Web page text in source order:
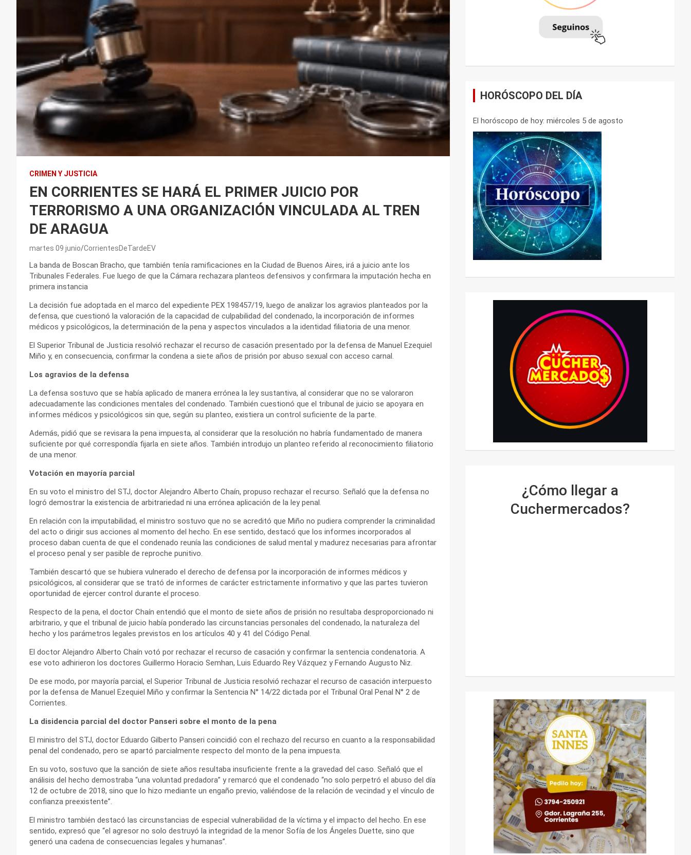
CRIMEN Y JUSTICIA
EN CORRIENTES SE HARÁ EL PRIMER JUICIO POR
TERRORISMO A UNA ORGANIZACIÓN VINCULADA AL TREN
DE ARAGUA
martes 09 junio CorrientesDeTardeEV
La banda de Boscan Bracho, que también tenía ramificaciones en la Ciudad de Buenos Aires, irá a juicio ante los
Tribunales Federales. Fue luego de que la Cámara rechazara planteos defensivos y confirmara la imputación hecha en
primera instancia
La decisión fue adoptada en el marco del expediente PEX 198457/19, luego de analizar los agravios planteados por la
defensa, que cuestionó la valoración de la capacidad de culpabilidad del condenado, la incorporación de informes
médicos y psicológicos, la determinación de la pena y aspectos vinculados a la identidad filiatoria de una menor.
El Superior Tribunal de Justicia resolvió rechazar el recurso de casación presentado por la defensa de Manuel Ezequiel
Miño y, en consecuencia, confirmar la condena a siete años de prisión por abuso sexual con acceso carnal.
Los agravios de la defensa
La defensa sostuvo que se había aplicado de manera errónea la ley sustantiva, al considerar que no se valoraron
adecuadamente las condiciones mentales del condenado. También cuestionó que el tribunal de juicio se apoyara en
informes médicos y psicológicos sin que, según su planteo, existiera un control suficiente de la parte.
Además, pidió que se revisara la pena impuesta, al considerar que la resolución no habría fundamentado de manera
suficiente por qué correspondía fijarla en siete años. También introdujo un planteo referido al reconocimiento filiatorio
de una menor.
Votación en mayoría parcial
En su voto el ministro del STJ, doctor Alejandro Alberto Chaín, propuso rechazar el recurso. Señaló que la defensa no
logró demostrar la existencia de arbitrariedad ni una errónea aplicación de la ley penal.
En relación con la imputabilidad, el ministro sostuvo que no se acreditó que Miño no pudiera comprender la criminalidad
del acto o dirigir sus acciones al momento del hecho. En ese sentido, destacó que los informes incorporados al
proceso daban cuenta de que el condenado reunía las condiciones de salud mental y madurez necesarias para afrontar
el proceso penal y ser pasible de reproche punitivo.
También descartó que se hubiera vulnerado el derecho de defensa por la incorporación de informes médicos y
psicológicos, al considerar que se trató de informes de carácter estrictamente informativo y que las partes tuvieron
oportunidad de ejercer control durante el proceso.
Respecto de la pena, el doctor Chaín entendió que el monto de siete años de prisión no resultaba desproporcionado ni
arbitrario, y que el tribunal de juicio había ponderado las circunstancias personales del condenado, la naturaleza del
hecho y los parámetros legales previstos en los artículos 40 y 41 del Código Penal.
El doctor Alejandro Alberto Chaín votó por rechazar el recurso de casación y confirmar la sentencia condenatoria. A
ese voto adhirieron los doctores Guillermo Horacio Semhan, Luis Eduardo Rey Vázquez y Fernando Augusto Niz.
De ese modo, por mayoría parcial, el Superior Tribunal de Justicia resolvió rechazar el recurso de casación interpuesto
por la defensa de Manuel Ezequiel Miño y confirmar la Sentencia N° 14/22 dictada por el Tribunal Oral Penal N° 2 de
Corrientes.
La disidencia parcial del doctor Panseri sobre el monto de la pena
El ministro del STJ, doctor Eduardo Gilberto Panseri coincidió con el rechazo del recurso en cuanto a la responsabilidad
penal del condenado, pero se apartó parcialmente respecto del monto de la pena impuesta.
En su voto, sostuvo que la sanción de siete años resultaba insuficiente frente a la gravedad del caso. Señaló que el
análisis del hecho demostraba “una voluntad predadora” y remarcó que el condenado “no solo perpetró el abuso del día
12 de octubre de 2018, sino que lo hizo mediante un engaño previo, valiéndose de la relación de vecindad y el vínculo de
confianza preexistente”.
El ministro también destacó las circunstancias de especial vulnerabilidad de la víctima y el impacto del hecho. En ese
sentido, expresó que “el agresor no solo destruyó la integridad de la menor Sofía de los Ángeles Duette, sino que
generó una cadena de consecuencias legales y humanas”.
HORÓSCOPO DEL DÍA
El horóscopo de hoy: miércoles 5 de agosto
¿Cómo llegar a
Cuchermercados?